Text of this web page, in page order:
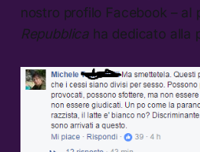
nostro profilo Facebook – al
Repubblica ha dedicato alla